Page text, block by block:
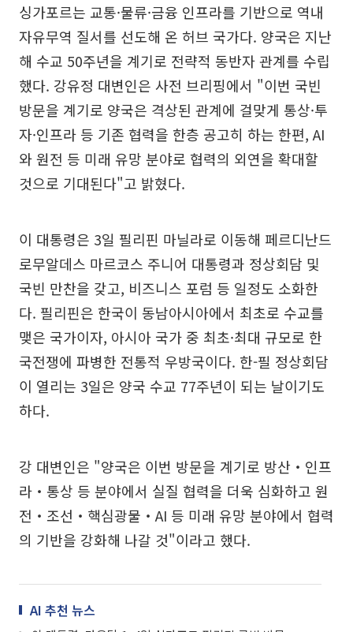
싱가포르는 교통·물류·금융 인프라를 기반으로 역내
자유무역 질서를 선도해 온 허브 국가다. 양국은 지난
해 수교 50주년을 계기로 전략적 동반자 관계를 수립
했다. 강유정 대변인은 사전 브리핑에서 "이번 국빈
방문을 계기로 양국은 격상된 관계에 걸맞게 통상·투
자·인프라 등 기존 협력을 한층 공고히 하는 한편, AI
와 원전 등 미래 유망 분야로 협력의 외연을 확대할
것으로 기대된다"고 밝혔다.
이 대통령은 3일 필리핀 마닐라로 이동해 페르디난드
로무알데스 마르코스 주니어 대통령과 정상회담 및
국빈 만찬을 갖고, 비즈니스 포럼 등 일정도 소화한
다. 필리핀은 한국이 동남아시아에서 최초로 수교를
맺은 국가이자, 아시아 국가 중 최초·최대 규모로 한
국전쟁에 파병한 전통적 우방국이다. 한-필 정상회담
이 열리는 3일은 양국 수교 77주년이 되는 날이기도
하다.
강 대변인은 "양국은 이번 방문을 계기로 방산‧인프
라‧통상 등 분야에서 실질 협력을 더욱 심화하고 원
전‧조선‧핵심광물‧AI 등 미래 유망 분야에서 협력
의 기반을 강화해 나갈 것"이라고 했다.
AI 추천 뉴스